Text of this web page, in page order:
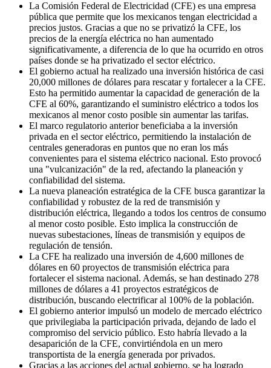
La Comisión Federal de Electricidad (CFE) es una empresa
pública que permite que los mexicanos tengan electricidad a
precios justos. Gracias a que no se privatizó la CFE, los
precios de la energía eléctrica no han aumentado
significativamente, a diferencia de lo que ha ocurrido en otros
países donde se ha privatizado el sector eléctrico.
El gobierno actual ha realizado una inversión histórica de casi
20,000 millones de dólares para rescatar y fortalecer a la CFE.
Esto ha permitido aumentar la capacidad de generación de la
CFE al 60%, garantizando el suministro eléctrico a todos los
mexicanos al menor costo posible sin aumentar las tarifas.
El marco regulatorio anterior beneficiaba a la inversión
privada en el sector eléctrico, permitiendo la instalación de
centrales generadoras en puntos que no eran los más
convenientes para el sistema eléctrico nacional. Esto provocó
una "vulcanización" de la red, afectando la planeación y
confiabilidad del sistema.
La nueva planeación estratégica de la CFE busca garantizar la
confiabilidad y robustez de la red de transmisión y
distribución eléctrica, llegando a todos los centros de consumo
al menor costo posible. Esto implica la construcción de
nuevas subestaciones, líneas de transmisión y equipos de
regulación de tensión.
La CFE ha realizado una inversión de 4,600 millones de
dólares en 60 proyectos de transmisión eléctrica para
fortalecer el sistema nacional. Además, se han destinado 278
millones de dólares a 41 proyectos estratégicos de
distribución, buscando electrificar al 100% de la población.
El gobierno anterior impulsó un modelo de mercado eléctrico
que privilegiaba la participación privada, dejando de lado el
compromiso del servicio público. Esto habría llevado a la
desaparición de la CFE, convirtiéndola en un mero
transportista de la energía generada por privados.
Gracias a las acciones del actual gobierno, se ha logrado